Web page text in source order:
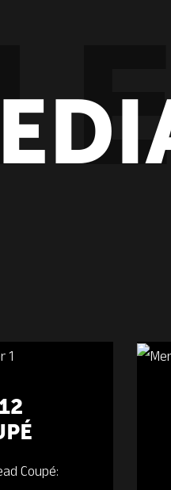
Coupé: